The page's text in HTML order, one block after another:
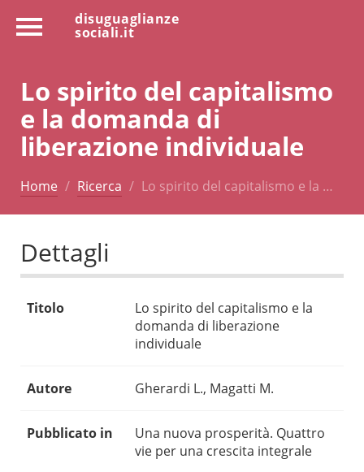
disuguaglianze
sociali.it
Lo spirito del capitalismo
e la domanda di
liberazione individuale
Home Ricerca Lo spirito del capitalismo e la …
Dettagli
Titolo
Lo spirito del capitalismo e la
domanda di liberazione
individuale
Autore Gherardi L., Magatti M.
Pubblicato in
Una nuova prosperità. Quattro
vie per una crescita integrale